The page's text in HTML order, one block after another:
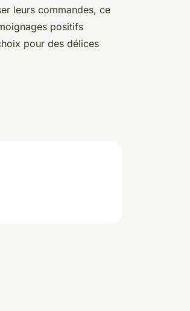
leurs commandes, ce
positifs
pour des délices